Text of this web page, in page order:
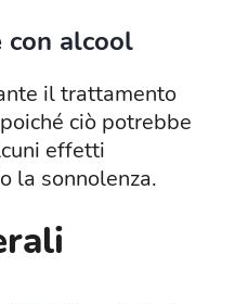
con alcool
il trattamento
ciò potrebbe
effetti
la sonnolenza.